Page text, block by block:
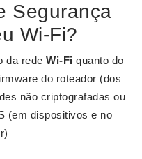
Segurança
Wi-Fi?
da rede Wi-Fi quanto do
do roteador (dos
não criptografadas ou
(em dispositivos e no